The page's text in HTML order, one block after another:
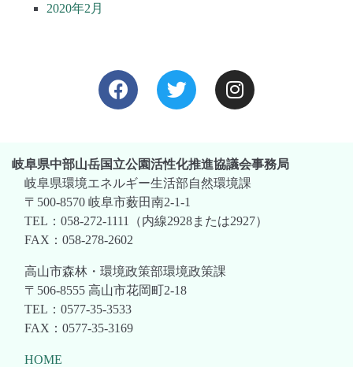
2020年2月
岐阜県中部山岳国立公園活性化推進協議会事務局
岐阜県環境エネルギー生活部自然環境課
〒500-8570 岐阜市薮田南2-1-1
TEL：058-272-1111（内線2928または2927）
FAX：058-278-2602
高山市森林・環境政策部環境政策課
〒506-8555 高山市花岡町2-18
TEL：0577-35-3533
FAX：0577-35-3169
HOME